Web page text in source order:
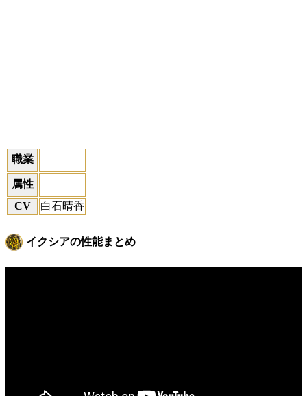
職業
属性
CV
白石晴香
イクシアの性能まとめ